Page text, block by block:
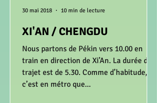
XI'AN / CHENGDU
Nous partons de Pékin vers 10.00 en
train en direction de Xi’An. La durée du
trajet est de 5.30. Comme d’habitude,
c’est en métro que...
30 mai 2018 10 min de lecture